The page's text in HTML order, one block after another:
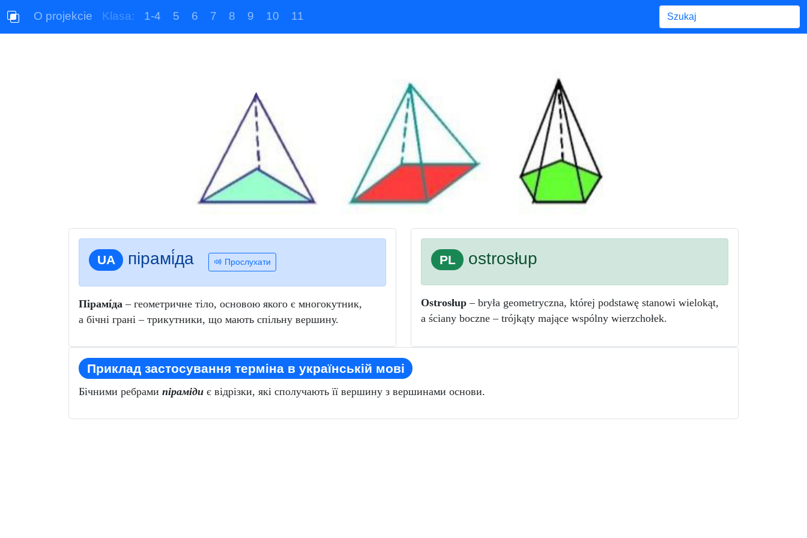
O projekcie Klasa: 1-4 5 6 7 8 9 10 11
Begin typing for results.
UA пірамі́да Прослухати
Пірамíда – геометричне тіло, основою якого є многокутник,
а бічні грані – трикутники, що мають спільну вершину.
PL ostrosłup
Ostrosłup – bryła geometryczna, której podstawę stanowi wielokąt,
a ściany boczne – trójkąty mające wspólny wierzchołek.
Приклад застосування терміна в українській мові
Бічними ребрами піраміди є відрізки, які сполучають її вершину з вершинами основи.